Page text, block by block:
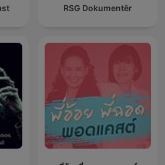
RSG Dokumentêr